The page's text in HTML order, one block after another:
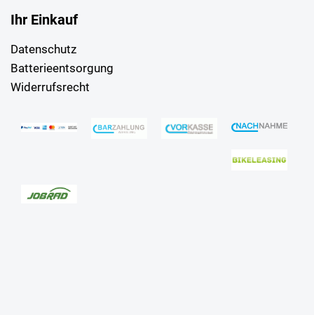
Ihr Einkauf
Datenschutz
Batterieentsorgung
Widerrufsrecht